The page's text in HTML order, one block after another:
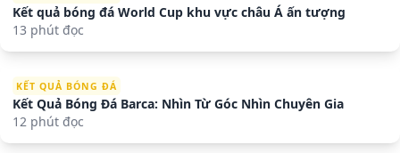
Kết quả bóng đá World Cup khu vực châu Á ấn tượng
13 phút đọc
KẾT QUẢ BÓNG ĐÁ
Kết Quả Bóng Đá Barca: Nhìn Từ Góc Nhìn Chuyên Gia
12 phút đọc